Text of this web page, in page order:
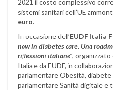
2021 il costo complessivo
sistemi sanitari dell’UE
euro.
In occasione dell’EUDF Italia
now in diabetes care. Una
riflessioni italiane”, organizzato
Italia e da EUDF, in
parlamentare Obesità, diabete
parlamentare Sanità digitale e